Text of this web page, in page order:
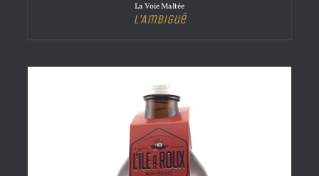
La Voie Maltée
L’Ambiguë